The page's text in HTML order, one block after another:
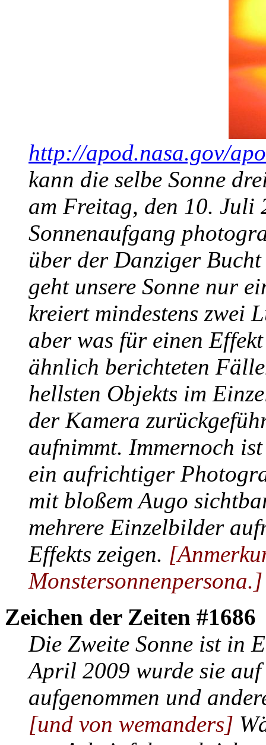
http://apod.nasa.gov/
kann die selbe Sonne
am Freitag, den 10. Juli
Sonnenaufgang
über der Danziger
geht unsere Sonne nur
kreiert mindestens zwei
aber was für einen
ähnlich berichteten
hellsten Objekts im
der Kamera
aufnimmt. Immernoch
ein aufrichtiger
mit bloßem Augo
mehrere Einzelbilder
Effekts zeigen.
Monstersonnenpersona.]
Zeichen der Zeiten #1686
Die Zweite Sonne ist in
April 2009 wurde sie
aufgenommen und
[und von wemanders]